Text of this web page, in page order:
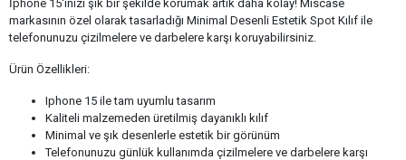
İphone 15'inizi şık bir şekilde korumak artık daha kolay! Miscase
markasının özel olarak tasarladığı Minimal Desenli Estetik Spot Kılıf ile
telefonunuzu çizilmelere ve darbelere karşı koruyabilirsiniz.
Ürün Özellikleri:
Iphone 15 ile tam uyumlu tasarım
Kaliteli malzemeden üretilmiş dayanıklı kılıf
Minimal ve şık desenlerle estetik bir görünüm
Telefonunuzu günlük kullanımda çizilmelere ve darbelere karşı